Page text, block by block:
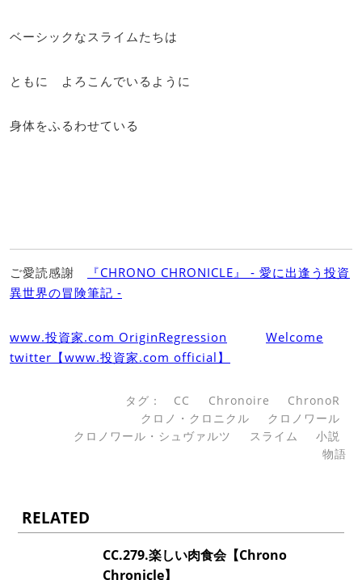
ベーシックなスライムたちは
ともに よろこんでいるように
身体をふるわせている
ご愛読感謝
『CHRONO CHRONICLE』 ‐ 愛に出逢う投資
異世界の冒険筆記 ‐
www.投資家.com OriginRegression
Welcome
twitter【www.投資家.com official】
タグ： CC Chronoire
ChronoR
クロノ・クロニクル
クロノワール
クロノワール・シュヴァルツ
スライム
小説
物語
RELATED
CC.279.楽しい肉食会【Chrono
Chronicle】